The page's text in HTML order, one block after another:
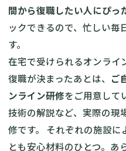
間から復職したい人にぴっ
ックできるので、忙しい毎
す。
在宅で受けられるオンライ
復職が決まったあとは、 ご
ンライン研修をご用意して
技術の解説など、実際の現
修です。 それぞれの施設
とも安心材料のひとつ。あ